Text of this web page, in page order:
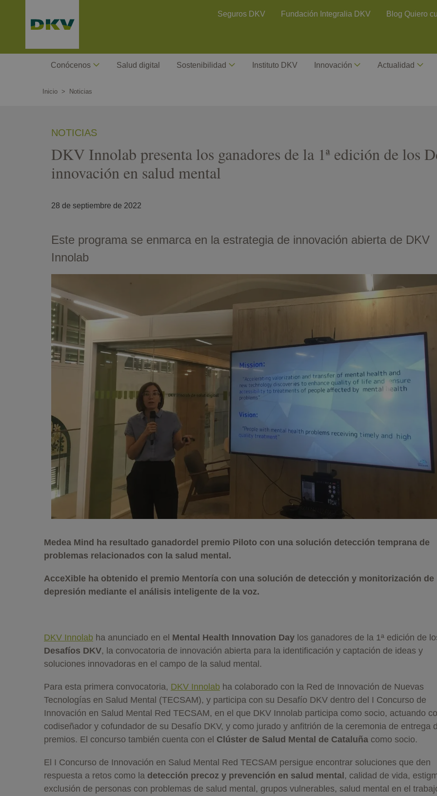
contenido
Contact Header
Seguros DKV Fundación Integralia DKV Blog Quiero
Megamenu
Conócenos Salud digital Sostenibilidad Instituto DKV Innovación Actualidad
Inicio Noticias
NOTICIAS
DKV Innolab presenta los ganadores de la 1ª edición de los
innovación en salud mental
28 de septiembre de 2022
Este programa se enmarca en la estrategia de innovación abierta de DKV
Innolab
Medea Mind ha resultado ganadordel premio Piloto con una solución detección temprana de
problemas relacionados con la salud mental.
AcceXible ha obtenido el premio Mentoría con una solución de detección y monitorización de
depresión mediante el análisis inteligente de la voz.
DKV Innolab ha anunciado en el Mental Health Innovation Day los ganadores de la 1ª edición de
Desafíos DKV, la convocatoria de innovación abierta para la identificación y captación de ideas y
soluciones innovadoras en el campo de la salud mental.
Para esta primera convocatoria, DKV Innolab ha colaborado con la Red de Innovación de Nuevas
Tecnologías en Salud Mental (TECSAM), y participa con su Desafío DKV dentro del I Concurso de
Innovación en Salud Mental Red TECSAM, en el que DKV Innolab participa como socio, actuando
codiseñador y cofundador de su Desafío DKV, y como jurado y anfitrión de la ceremonia de entrega
premios. El concurso también cuenta con el Clúster de Salud Mental de Cataluña como socio.
El I Concurso de Innovación en Salud Mental Red TECSAM persigue encontrar soluciones que den
respuesta a retos como la detección precoz y prevención en salud mental, calidad de vida,
exclusión de personas con problemas de salud mental, grupos vulnerables, salud mental en el